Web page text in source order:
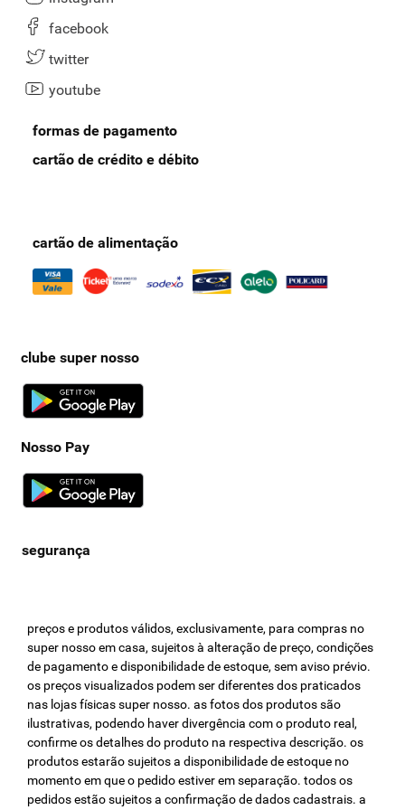
bactérias ou contaminação.
Confira mais produtos de saúde e higiene, e receba
em casa!
As hastes flexíveis são itens indispensáveis na rotina de higiene e
para atender às suas necessidades, garantindo qualidade e
segurança. Explore nossaseleção de cotonetes e escolha os
com mãos e pés e muito mais! Aproveite agora e receba seus
facebook
twitter
youtube
formas de pagamento
cartão de crédito e débito
cartão de alimentação
clube super nosso
Nosso Pay
preços e produtos válidos, exclusivamente, para compras no
super nosso em casa, sujeitos à alteração de preço, condições
de pagamento e disponibilidade de estoque, sem aviso prévio.
os preços visualizados podem ser diferentes dos praticados
nas lojas físicas super nosso. as fotos dos produtos são
ilustrativas, podendo haver divergência com o produto real,
confirme os detalhes do produto na respectiva descrição. os
produtos estarão sujeitos a disponibilidade de estoque no
momento em que o pedido estiver em separação. todos os
pedidos estão sujeitos a confirmação de dados cadastrais. a